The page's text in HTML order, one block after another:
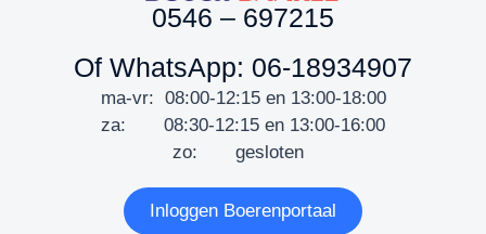
0546 – 697215
Of WhatsApp: 06-18934907
ma-vr: 08:00-12:15 en 13:00-18:00
za: 08:30-12:15 en 13:00-16:00
zo: gesloten
Inloggen Boerenportaal